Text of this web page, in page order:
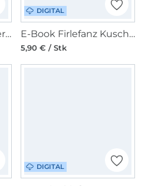
E-Book Firlefanz Trägerkleid Löwenzahn Mädchen
DIGITAL
E-Book Firlefanz Kuschelhose - Strampler - Latzhose Löwenzahn
5,90 € / Stk
DIGITAL